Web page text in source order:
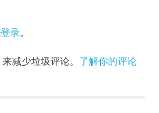
登录。
减少垃圾评论。 了解你的评论